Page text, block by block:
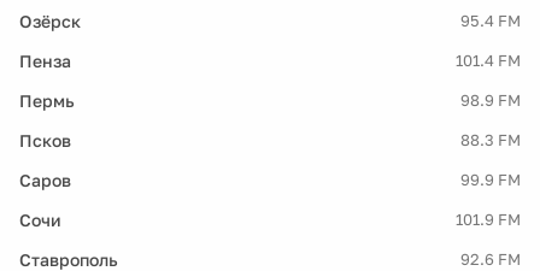
Озёрск 95.4 FM
Пенза 101.4 FM
Пермь 98.9 FM
Псков 88.3 FM
Саров 99.9 FM
Сочи 101.9 FM
Ставрополь 92.6 FM